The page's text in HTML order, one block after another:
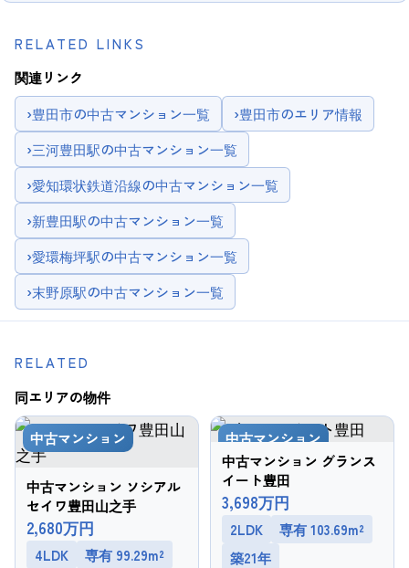
RELATED LINKS
関連リンク
›豊田市の中古マンション一覧 ›豊田市のエリア情報
›三河豊田駅の中古マンション一覧
›愛知環状鉄道沿線の中古マンション一覧
›新豊田駅の中古マンション一覧
›愛環梅坪駅の中古マンション一覧
›末野原駅の中古マンション一覧
RELATED
同エリアの物件
中古マンション
中古マンション ソシアル
セイワ豊田山之手
2,680万円
4LDK
専有 99.29m²
中古マンション
中古マンション グランス
イート豊田
3,698万円
2LDK
専有 103.69m²
築21年